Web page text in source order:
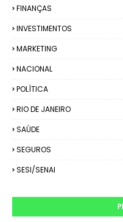
FINANÇAS
INVESTIMENTOS
MARKETING
NACIONAL
POLÍTICA
RIO DE JANEIRO
SAÚDE
SEGUROS
SESI/SENAI